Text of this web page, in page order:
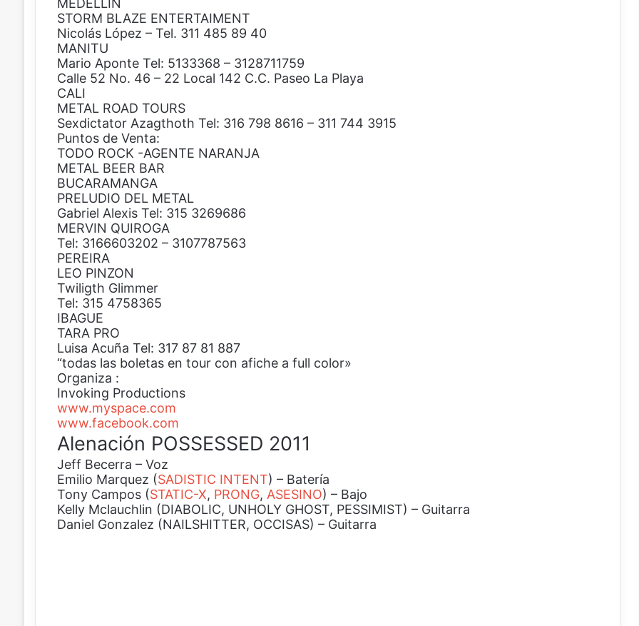
MEDELLÍN
STORM BLAZE ENTERTAIMENT
Nicolás López – Tel. 311 485 89 40
MANITU
Mario Aponte Tel: 5133368 – 3128711759
Calle 52 No. 46 – 22 Local 142 C.C. Paseo La Playa
CALI
METAL ROAD TOURS
Sexdictator Azagthoth Tel: 316 798 8616 – 311 744 3915
Puntos de Venta:
TODO ROCK -AGENTE NARANJA
METAL BEER BAR
BUCARAMANGA
PRELUDIO DEL METAL
Gabriel Alexis Tel: 315 3269686
MERVIN QUIROGA
Tel: 3166603202 – 3107787563
PEREIRA
LEO PINZON
Twiligth Glimmer
Tel: 315 4758365
IBAGUE
TARA PRO
Luisa Acuña Tel: 317 87 81 887
“todas las boletas en tour con afiche a full color»
Organiza :
Invoking Productions
www.myspace.com
www.facebook.com
Alenación POSSESSED 2011
Jeff Becerra – Voz
Emilio Marquez (SADISTIC INTENT) – Batería
Tony Campos (STATIC-X, PRONG, ASESINO) – Bajo
Kelly Mclauchlin (DIABOLIC, UNHOLY GHOST, PESSIMIST) – Guitarra
Daniel Gonzalez (NAILSHITTER, OCCISAS) – Guitarra